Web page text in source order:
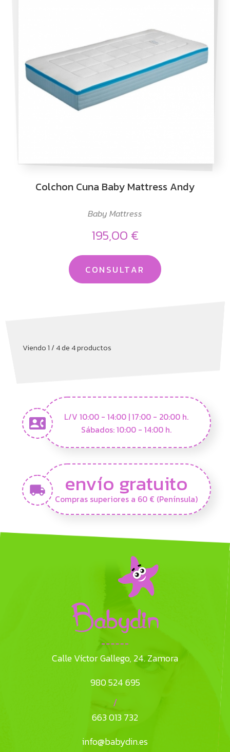
Colchon Cuna Baby Mattress Andy
Baby Mattress
195,00 €
CONSULTAR
Viendo 1 / 4 de 4 productos
L/V 10:00 - 14:00 | 17:00 - 20:00 h.
Sábados: 10:00 - 14:00 h.
envío gratuito
Compras superiores a 60 € (Península)
Calle Víctor Gallego, 24. Zamora
980 524 695
/
663 013 732
info@babydin.es